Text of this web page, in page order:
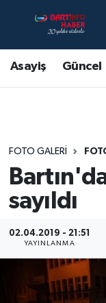
Asayiş Güncel
FOTO GALERI
sayıldı
02.04.2019 - 21:51
YAYINLANMA
Asayiş
Bartın
Eğitim
Ekonomi
Güncel
Kültür-
Magazin
Bartın
Bartın Hava
Bartın Trafik
Süper Lig
Tüm
Son Dakika
Haber Arşivi